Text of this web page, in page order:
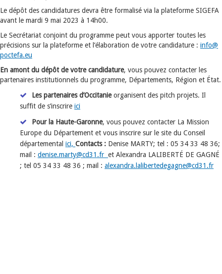
Le dépôt des candidatures devra être formalisé via la plateforme SIGEFA
avant le mardi 9 mai 2023 à 14h00.
Le Secrétariat conjoint du programme peut vous apporter toutes les
précisions sur la plateforme et l’élaboration de votre candidature : info@
poctefa.eu
En amont du dépôt de votre candidature, vous pouvez contacter les
partenaires institutionnels du programme, Départements, Région et État.
Les partenaires d’Occitanieorganisent des pitch projets. Il
suffit de s’inscrire ici
Pour la Haute-Garonne, vous pouvez contacter La Mission
Europe du Département et vous inscrire sur le site du Conseil
départemental ici, Contacts : Denise MARTY; tel : 05 34 33 48 36;
mail : denise.marty@cd31.fr et Alexandra LALIBERTÉ DE GAGNÉ
; tel 05 34 33 48 36 ; mail : alexandra.lalibertedegagne@cd31.fr